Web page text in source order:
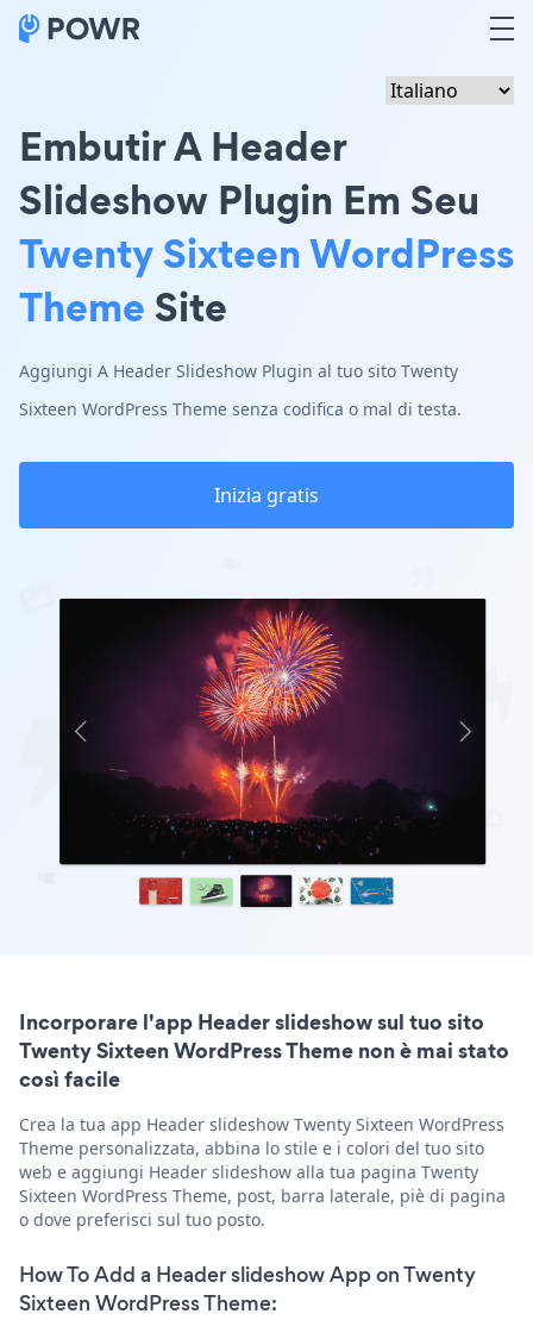
Embutir A Header
Slideshow Plugin Em Seu
Twenty Sixteen WordPress
ThemeSite
Aggiungi A Header Slideshow Plugin al tuo sito Twenty
Sixteen WordPress Theme senza codifica o mal di testa.
Inizia gratis
Incorporare l'app Header slideshow sul tuo sito
Twenty Sixteen WordPress Theme non è mai stato
così facile
Crea la tua app Header slideshow Twenty Sixteen WordPress
Theme personalizzata, abbina lo stile e i colori del tuo sito
web e aggiungi Header slideshow alla tua pagina Twenty
Sixteen WordPress Theme, post, barra laterale, piè di pagina
o dove preferisci sul tuo posto.
How To Add a Header slideshow App on Twenty
Sixteen WordPress Theme: